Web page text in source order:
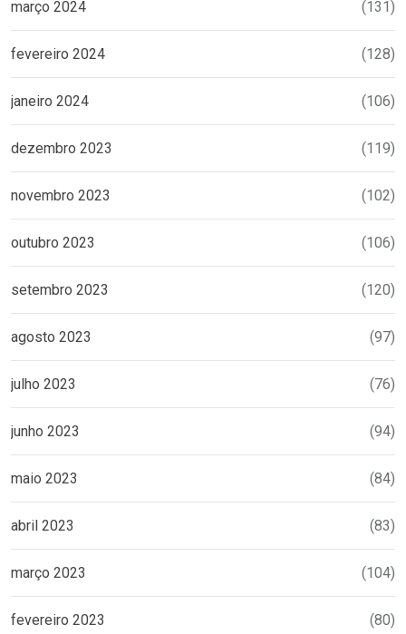
março 2024 (131)
fevereiro 2024 (128)
janeiro 2024 (106)
dezembro 2023 (119)
novembro 2023 (102)
outubro 2023 (106)
setembro 2023 (120)
agosto 2023 (97)
julho 2023 (76)
junho 2023 (94)
maio 2023 (84)
abril 2023 (83)
março 2023 (104)
fevereiro 2023 (80)